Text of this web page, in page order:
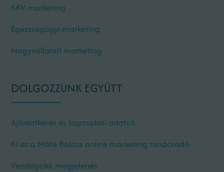
KKV marketing
Egészségügyi marketing
Nagyvállalati marketing
DOLGOZZUNK EGYÜTT
Ajánlatkérés és kapcsolati adatok
Ki az a Máté Balázs online marketing tanácsadó
Vendégcikk megjelenés